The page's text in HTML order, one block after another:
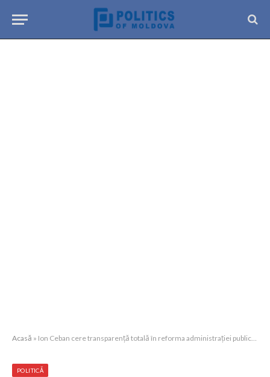
Acasă » Ion Ceban cere transparență totală în reforma administrației publice locale și implicarea factorilor de decizie
POLITICĂ